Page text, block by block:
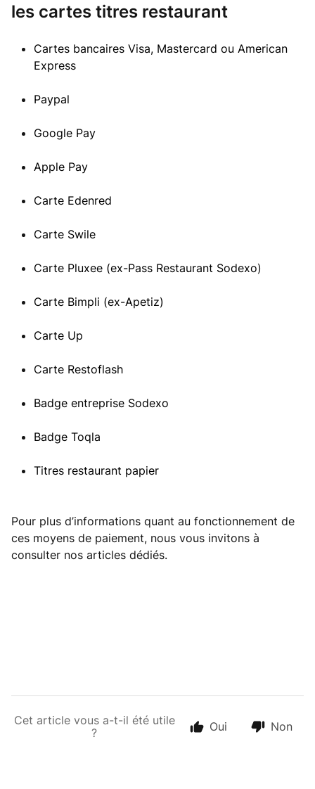
les cartes titres restaurant
Cartes bancaires Visa, Mastercard ou American
Express
Paypal
Google Pay
Apple Pay
Carte Edenred
Carte Swile
Carte Pluxee (ex-Pass Restaurant Sodexo)
Carte Bimpli (ex-Apetiz)
Carte Up
Carte Restoflash
Badge entreprise Sodexo
Badge Toqla
Titres restaurant papier
Pour plus d’informations quant au fonctionnement de
ces moyens de paiement, nous vous invitons à
consulter nos articles dédiés.
Cet article vous a-t-il été utile
?
Oui Non